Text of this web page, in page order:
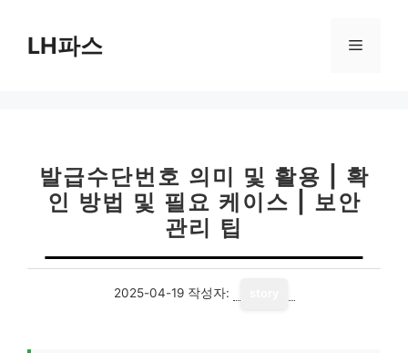
LH파스 메
발급수단번호 의미 및 활용 | 확
인 방법 및 필요 케이스 | 보안
관리 팁
2025-04-19 작성자: